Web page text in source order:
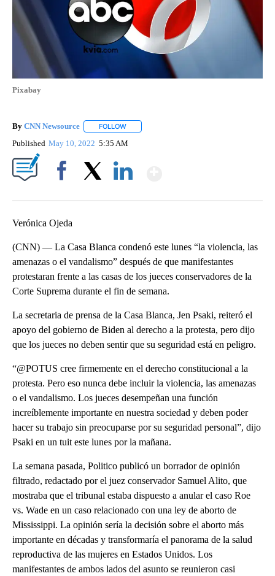
Pixabay
By CNN Newsource FOLLOW
Published May 10, 2022 5:35 AM
Verónica Ojeda
(CNN) — La Casa Blanca condenó este lunes “la violencia, las
amenazas o el vandalismo” después de que manifestantes
protestaran frente a las casas de los jueces conservadores de la
Corte Suprema durante el fin de semana.
La secretaria de prensa de la Casa Blanca, Jen Psaki, reiteró el
apoyo del gobierno de Biden al derecho a la protesta, pero dijo
que los jueces no deben sentir que su seguridad está en peligro.
“@POTUS cree firmemente en el derecho constitucional a la
protesta. Pero eso nunca debe incluir la violencia, las amenazas
o el vandalismo. Los jueces desempeñan una función
increíblemente importante en nuestra sociedad y deben poder
hacer su trabajo sin preocuparse por su seguridad personal”, dijo
Psaki en un tuit este lunes por la mañana.
La semana pasada, Politico publicó un borrador de opinión
filtrado, redactado por el juez conservador Samuel Alito, que
mostraba que el tribunal estaba dispuesto a anular el caso Roe
vs. Wade en un caso relacionado con una ley de aborto de
Mississippi. La opinión sería la decisión sobre el aborto más
importante en décadas y transformaría el panorama de la salud
reproductiva de las mujeres en Estados Unidos. Los
manifestantes de ambos lados del asunto se reunieron casi